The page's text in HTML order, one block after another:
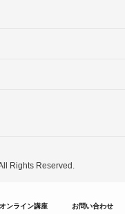
Rights Reserved.
オンライン講座 お問い合わせ